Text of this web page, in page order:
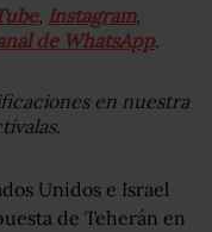
, Instagram,
de WhatsApp.
en nuestra
Unidos e Israel
de Teherán en